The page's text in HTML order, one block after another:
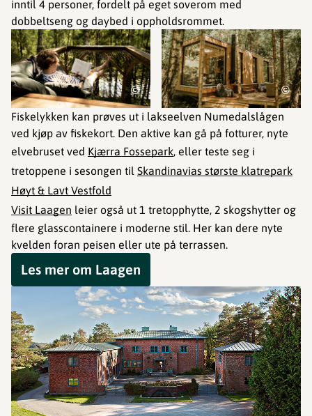
inntil 4 personer, fordelt på eget soverom med
dobbeltseng og daybed i oppholdsrommet.
© ©
Fiskelykken kan prøves ut i lakseelven Numedalslågen
ved kjøp av fiskekort. Den aktive kan gå på fotturer, nyte
elvebruset ved Kjærra Fossepark, eller teste seg i
tretoppene i sesongen til Skandinavias største klatrepark
Høyt & Lavt Vestfold
Visit Laagen leier også ut 1 tretopphytte, 2 skogshytter og
flere glasscontainere i moderne stil. Her kan dere nyte
kvelden foran peisen eller ute på terrassen.
Les mer om Laagen